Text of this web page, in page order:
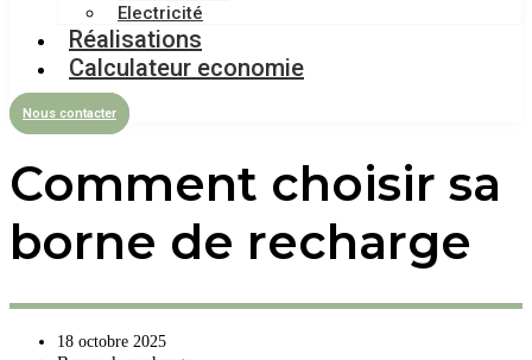
Electricité
Réalisations
Calculateur economie
Nous contacter
Comment choisir sa
borne de recharge
18 octobre 2025